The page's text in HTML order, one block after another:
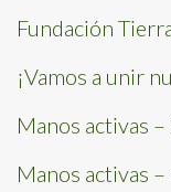
Fundación
¡Vamos a unir
Manos activas
Manos activas